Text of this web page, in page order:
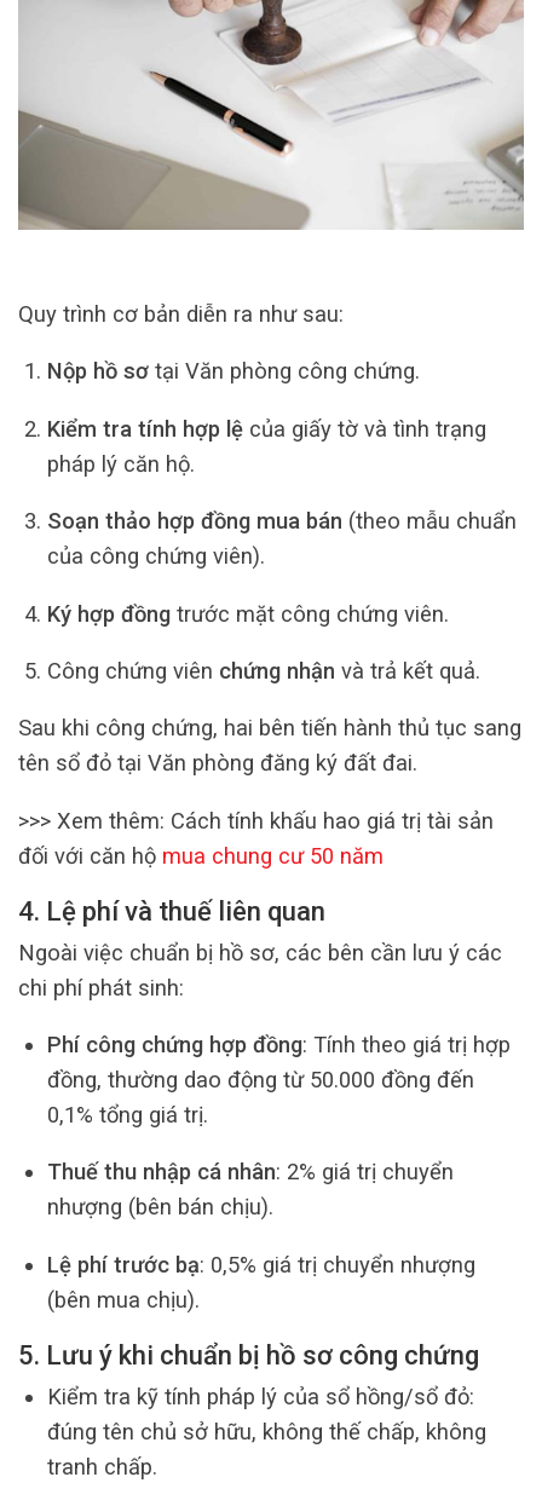
Quy trình cơ bản diễn ra như sau:
Nộp hồ sơtại Văn phòng công chứng.
Kiểm tra tính hợp lệcủa giấy tờ và tình trạng
pháp lý căn hộ.
Soạn thảo hợp đồng mua bán (theo mẫu chuẩn
của công chứng viên).
Ký hợp đồngtrước mặt công chứng viên.
Công chứng viên chứng nhận và trả kết quả.
Sau khi công chứng, hai bên tiến hành thủ tục sang
tên sổ đỏ tại Văn phòng đăng ký đất đai.
>>> Xem thêm: Cách tính khấu hao giá trị tài sản
đối với căn hộ mua chung cư 50 năm
4. Lệ phí và thuế liên quan
Ngoài việc chuẩn bị hồ sơ, các bên cần lưu ý các
chi phí phát sinh:
Phí công chứng hợp đồng: Tính theo giá trị hợp
đồng, thường dao động từ 50.000 đồng đến
0,1% tổng giá trị.
Thuế thu nhập cá nhân: 2% giá trị chuyển
nhượng (bên bán chịu).
Lệ phí trước bạ: 0,5% giá trị chuyển nhượng
(bên mua chịu).
5. Lưu ý khi chuẩn bị hồ sơ công chứng
Kiểm tra kỹ tính pháp lý của sổ hồng/sổ đỏ:
đúng tên chủ sở hữu, không thế chấp, không
tranh chấp.